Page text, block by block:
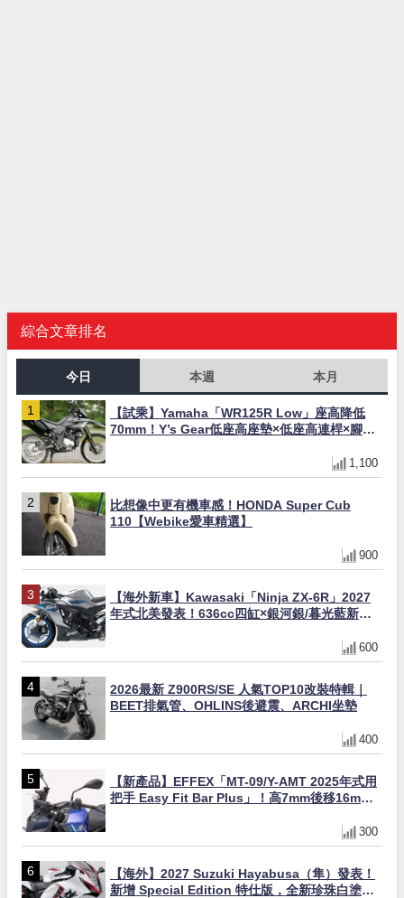
綜合文章排名
今日 本週 本月
【試乘】Yamaha「WR125R Low」座高降低
70mm！Y’s Gear低座高座墊×低座高連桿×腳踏
1,100
比想像中更有機車感！HONDA Super Cub
110【Webike愛車精選】
900
【海外新車】Kawasaki「Ninja ZX-6R」2027
年式北美發表！636cc四缸×銀河銀/暮光藍新色
600
2026最新 Z900RS/SE 人氣TOP10改裝特輯｜
BEET排氣管、OHLINS後避震、ARCHI坐墊
400
【新產品】EFFEX「MT-09/Y-AMT 2025年式用
把手 Easy Fit Bar Plus」！高7mm後移16mm
300
【海外】2027 Suzuki Hayabusa（隼）發表！
新增 Special Edition 特仕版，全新珍珠白塗裝